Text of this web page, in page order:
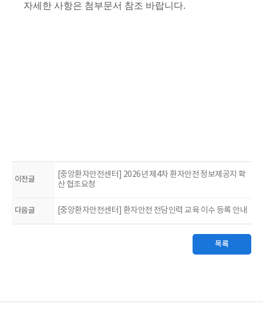
자세한 사항은 첨부문서 참조 바랍니다.
이전글
[중앙환자안전센터] 2026년 제4차 환자안전 정보제공지 확
산 협조요청
다음글 [중앙환자안전센터] 환자안전 전담인력 교육 이수 등록 안내
목록